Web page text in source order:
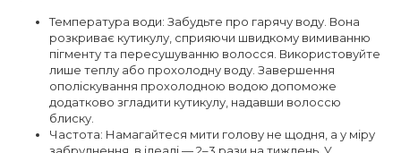
Температура води: Забудьте про гарячу воду. Вона
розкриває кутикулу, сприяючи швидкому вимиванню
пігменту та пересушуванню волосся. Використовуйте
лише теплу або прохолодну воду. Завершення
ополіскування прохолодною водою допоможе
додатково згладити кутикулу, надавши волоссю
блиску.
Частота: Намагайтеся мити голову не щодня, а у міру
забруднення, в ідеалі — 2–3 рази на тиждень. У